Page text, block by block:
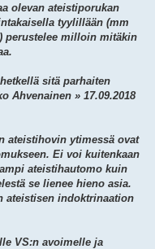
olevan ateistiporukan
tyylillään (mm
perustelee milloin mitäkin
sitä parhaiten
Ahvenainen » 17.09.2018
ateistihovin ytimessä ovat
Ei voi kuitenkaan
ateistihautomo kuin
se lienee hieno asia.
ateistisen indoktrinaation
VS:n avoimelle ja